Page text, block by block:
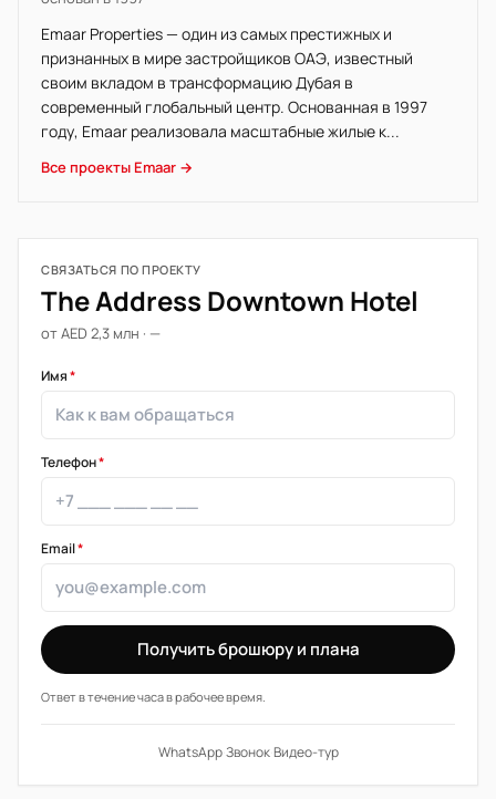
Emaar Properties — один из самых престижных и
признанных в мире застройщиков ОАЭ, известный
своим вкладом в трансформацию Дубая в
современный глобальный центр. Основанная в 1997
году, Emaar реализовала масштабные жилые к...
Все проекты Emaar →
СВЯЗАТЬСЯ ПО ПРОЕКТУ
The Address Downtown Hotel
от AED 2,3 млн · —
Имя*
Телефон*
Email*
Получить брошюру и плана
Ответ в течение часа в рабочее время.
WhatsApp·Звонок·Видео-тур